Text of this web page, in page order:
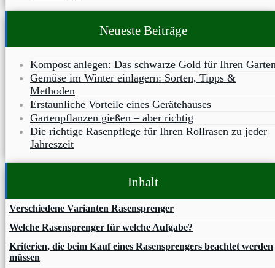
Neueste Beiträge
Kompost anlegen: Das schwarze Gold für Ihren
Gemüse im Winter einlagern: Sorten, Tipps &
Methoden
Erstaunliche Vorteile eines Gerätehauses
Gartenpflanzen gießen – aber richtig
Die richtige Rasenpflege für Ihren Rollrasen zu jeder
Jahreszeit
Inhalt
Verschiedene Varianten Rasensprenger
Welche Rasensprenger für welche Aufgabe?
Kriterien, die beim Kauf eines Rasensprengers beachtet werden
müssen